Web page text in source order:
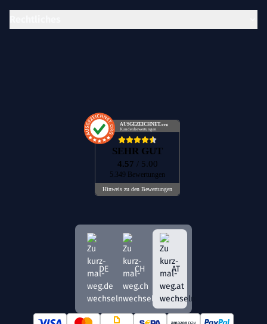
AUSGEZEICHNET .org
Kundenbewertungen
SEHR GUT
4.57 / 5.00
5.349 Bewertungen
Hinweis zu den Bewertungen
DE CH AT